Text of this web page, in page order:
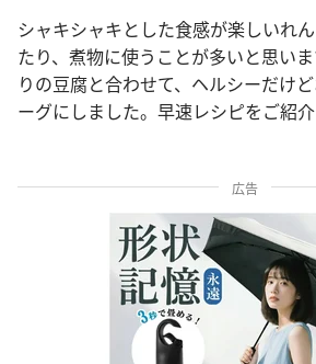
シャキシャキとした食感が楽しいれ
たり、煮物に使うことが多いと思い
りの豆腐と合わせて、ヘルシーだけ
ーグにしました。早速レシピをご紹介
広告